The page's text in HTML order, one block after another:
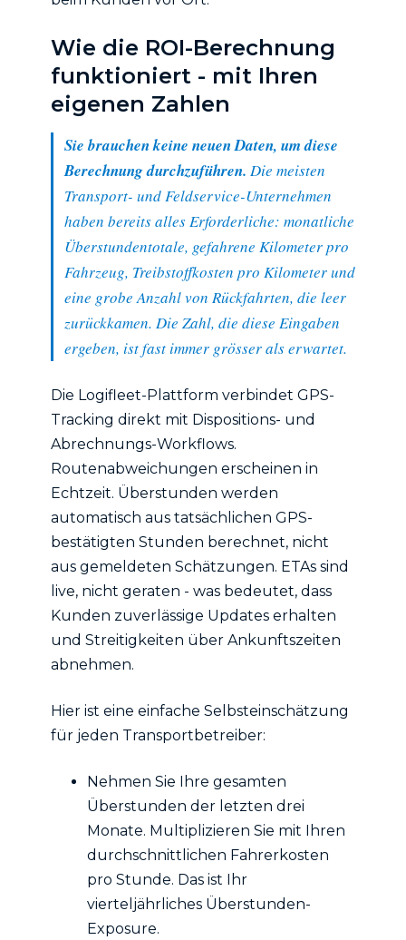
Wie die ROI-Berechnung
funktioniert - mit Ihren
eigenen Zahlen
Sie brauchen keine neuen Daten, um diese
Berechnung durchzuführen. Die meisten
Transport- und Feldservice-Unternehmen
haben bereits alles Erforderliche: monatliche
Überstundentotale, gefahrene Kilometer pro
Fahrzeug, Treibstoffkosten pro Kilometer und
eine grobe Anzahl von Rückfahrten, die leer
zurückkamen. Die Zahl, die diese Eingaben
ergeben, ist fast immer grösser als erwartet.
Die Logifleet-Plattform verbindet GPS-
Tracking direkt mit Dispositions- und
Abrechnungs-Workflows.
Routenabweichungen erscheinen in
Echtzeit. Überstunden werden
automatisch aus tatsächlichen GPS-
bestätigten Stunden berechnet, nicht
aus gemeldeten Schätzungen. ETAs sind
live, nicht geraten - was bedeutet, dass
Kunden zuverlässige Updates erhalten
und Streitigkeiten über Ankunftszeiten
abnehmen.
Hier ist eine einfache Selbsteinschätzung
für jeden Transportbetreiber:
Nehmen Sie Ihre gesamten
Überstunden der letzten drei
Monate. Multiplizieren Sie mit Ihren
durchschnittlichen Fahrerkosten
pro Stunde. Das ist Ihr
vierteljährliches Überstunden-
Exposure.